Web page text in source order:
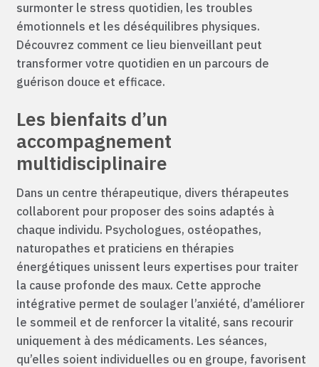
surmonter le stress quotidien, les troubles
émotionnels et les déséquilibres physiques.
Découvrez comment ce lieu bienveillant peut
transformer votre quotidien en un parcours de
guérison douce et efficace.
Les bienfaits d’un
accompagnement
multidisciplinaire
Dans un centre thérapeutique, divers thérapeutes
collaborent pour proposer des soins adaptés à
chaque individu. Psychologues, ostéopathes,
naturopathes et praticiens en thérapies
énergétiques unissent leurs expertises pour traiter
la cause profonde des maux. Cette approche
intégrative permet de soulager l’anxiété, d’améliorer
le sommeil et de renforcer la vitalité, sans recourir
uniquement à des médicaments. Les séances,
qu’elles soient individuelles ou en groupe, favorisent